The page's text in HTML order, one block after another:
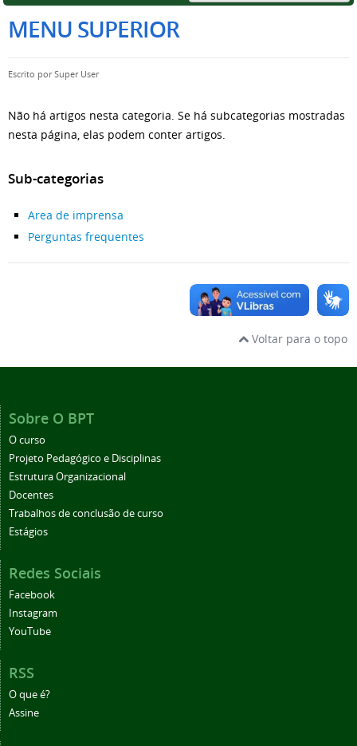
MENU SUPERIOR
Escrito porSuper User
Não há artigos nesta categoria. Se há subcategorias mostradas
nesta página, elas podem conter artigos.
Sub-categorias
Area de imprensa
Perguntas frequentes
Voltar para o topo
Sobre O BPT
O curso
Projeto Pedagógico e Disciplinas
Estrutura Organizacional
Docentes
Trabalhos de conclusão de curso
Estágios
Redes Sociais
Facebook
Instagram
YouTube
RSS
O que é?
Assine